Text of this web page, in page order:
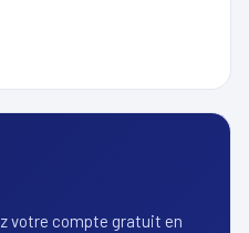
votre compte gratuit en